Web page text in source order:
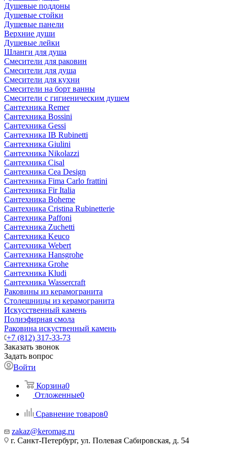
Душевые поддоны
Душевые стойки
Душевые панели
Верхние души
Душевые лейки
Шланги для душа
Смесители для раковин
Смесители для душа
Смесители для кухни
Смесители на борт ванны
Смесители с гигиеническим душем
Сантехника Remer
Сантехника Bossini
Сантехника Gessi
Сантехника IB Rubinetti
Сантехника Giulini
Сантехника Nikolazzi
Сантехника Cisal
Сантехника Cea Design
Сантехника Fima Carlo frattini
Сантехника Fir Italia
Сантехника Boheme
Сантехника Cristina Rubinetterie
Сантехника Paffoni
Сантехника Zuchetti
Сантехника Keuco
Сантехника Webert
Сантехника Hansgrohe
Сантехника Grohe
Сантехника Kludi
Сантехника Wassercraft
Раковины из керамогранита
Столешницы из керамогранита
Искусственный камень
Полиэфирная смола
Раковина искуственный камень
+7 (812) 317-33-73
Заказать звонок
Задать вопрос
Войти
Корзина0
Отложенные0
Сравнение товаров0
zakaz@keromag.ru
г. Санкт-Петербург, ул. Полевая Сабировская, д. 54